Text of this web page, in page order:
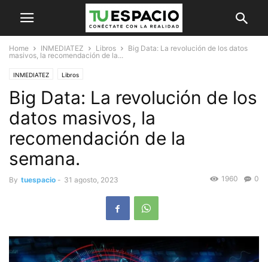
Home INMEDIATEZ Libros
Big Data: La revolución de los datos
masivos, la recomendación de la...
INMEDIATEZ Libros
Big Data: La revolución de los
datos masivos, la
recomendación de la
semana.
By tuespacio - 31 agosto, 2023 0
1960